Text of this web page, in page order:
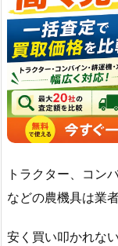
トラクター、コン
などの農機具は業
安く買い叩かれな